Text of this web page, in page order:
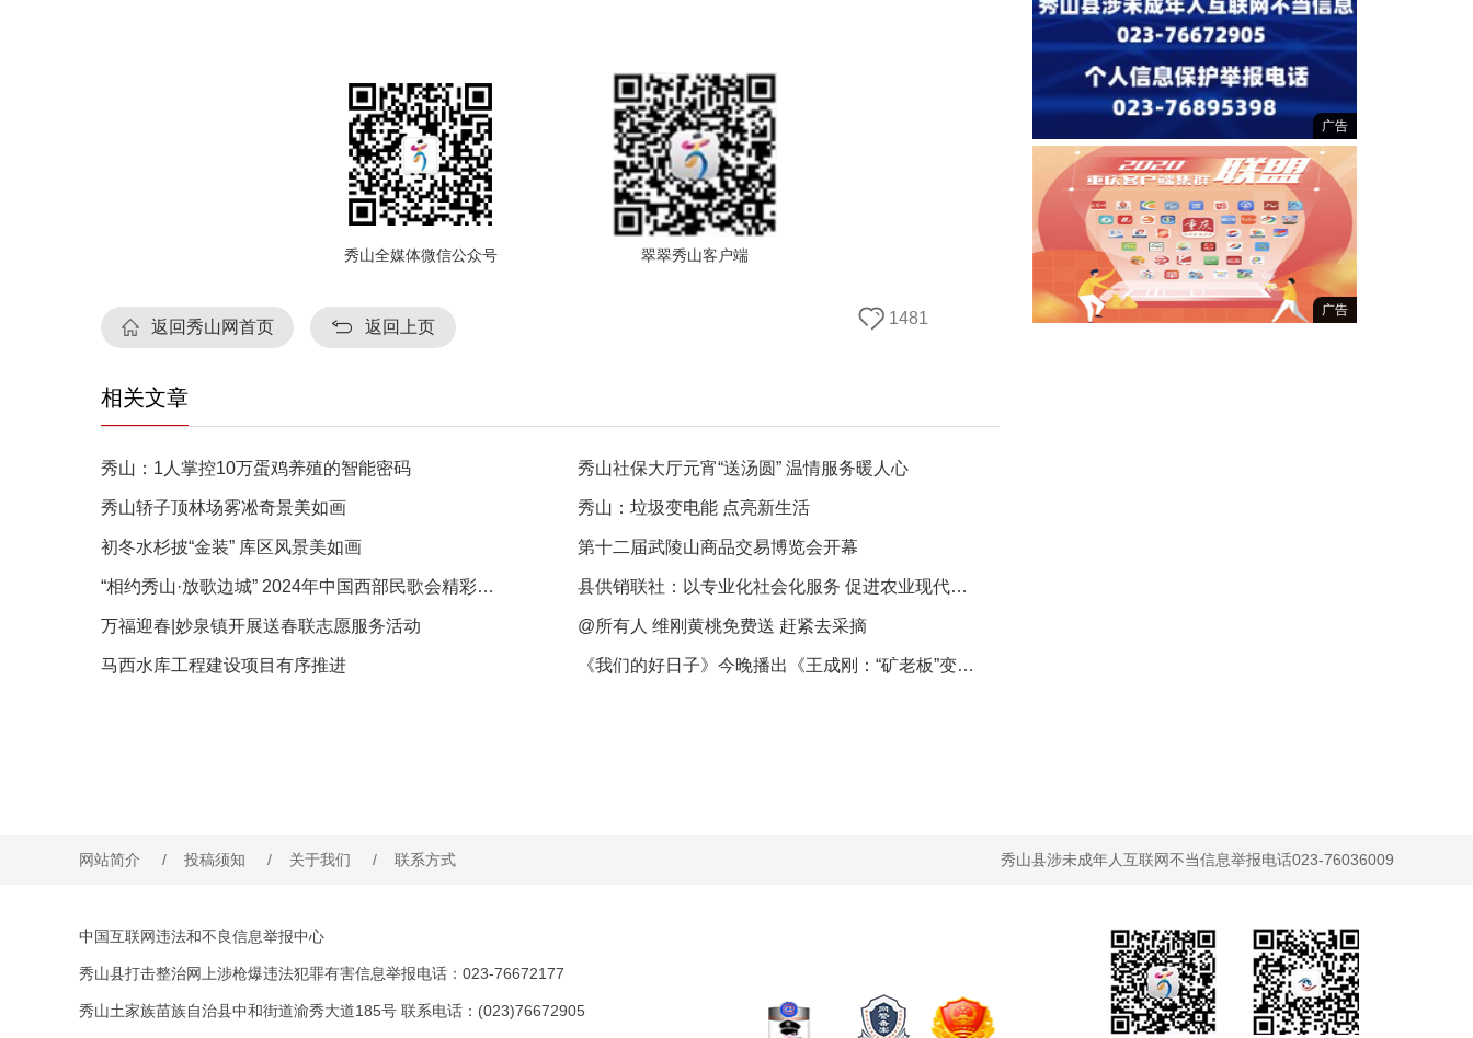
秀山全媒体微信公众号 翠翠秀山客户端
返回秀山网首页 返回上页 1481
相关文章
秀山：1人掌控10万蛋鸡养殖的智能密码 秀山社保大厅元宵“送汤圆” 温情服务暖人心
秀山轿子顶林场雾凇奇景美如画 秀山：垃圾变电能 点亮新生活
初冬水杉披“金装” 库区风景美如画 第十二届武陵山商品交易博览会开幕
“相约秀山·放歌边城” 2024年中国西部民歌会精彩上演 县供销联社：以专业化社会化服务 促进农业现代化发展
万福迎春|妙泉镇开展送春联志愿服务活动 @所有人 维刚黄桃免费送 赶紧去采摘
马西水库工程建设项目有序推进 《我们的好日子》今晚播出《王成刚：“矿老板”变身农场主 荒坡地渐成“花果山”》
广告
广告
网站简介 / 投稿须知 / 关于我们 / 联系方式 秀山县涉未成年人互联网不当信息举报电话023-76036009
中国互联网违法和不良信息举报中心
秀山县打击整治网上涉枪爆违法犯罪有害信息举报电话：023-76672177
秀山土家族苗族自治县中和街道渝秀大道185号 联系电话：(023)76672905